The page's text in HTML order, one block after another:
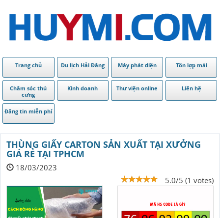
Trang chủ Du lịch Hải Đăng Máy phát điện Tôn lợp mái
Chăm sóc thú
cưng
Kinh doanh Thư viện online Liên hệ
Đăng tin miễn phí
THÙNG GIẤY CARTON SẢN XUẤT TẠI XƯỞNG
GIÁ RẺ TẠI TPHCM
18/03/2023
5.0/5 (1 votes)